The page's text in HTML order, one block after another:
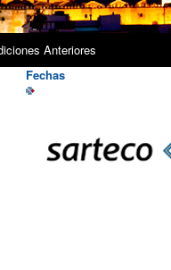
Anteriores
Fechas